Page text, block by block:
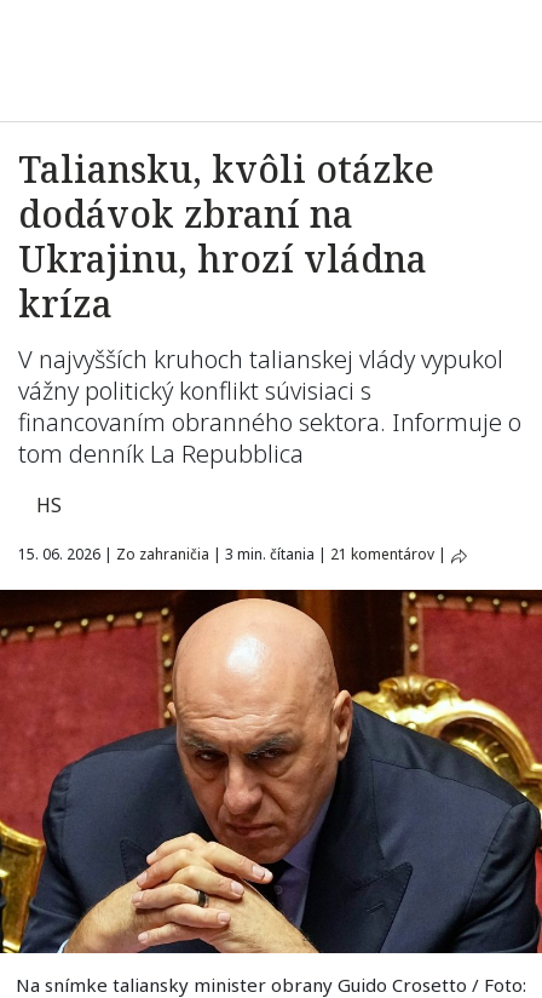
Taliansku, kvôli otázke
dodávok zbraní na
Ukrajinu, hrozí vládna
kríza
V najvyšších kruhoch talianskej vlády vypukol
vážny politický konflikt súvisiaci s
financovaním obranného sektora. Informuje o
tom denník La Repubblica
HS
15. 06. 2026 | Zo zahraničia | 3 min. čítania | 21 komentárov |
Na snímke taliansky minister obrany Guido Crosetto / Foto: